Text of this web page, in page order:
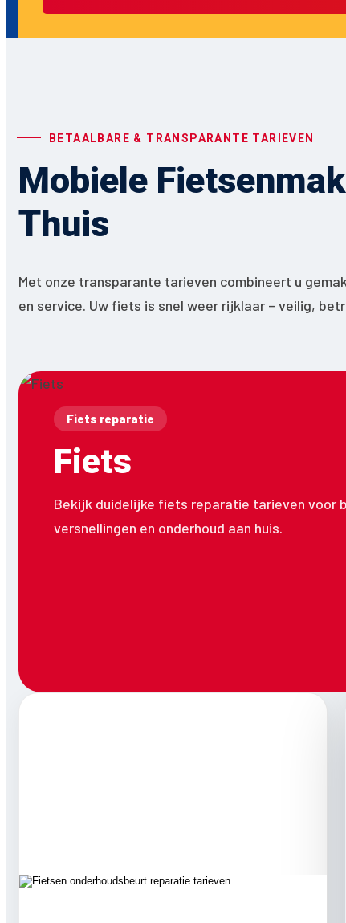
BETAALBARE & TRANSPARANTE TARIEVEN
Mobiele
Thuis
Met onze transparante tarieven combineert u
en service. Uw fiets is snel weer rijklaar – veilig,
Fiets reparatie
Fiets
Bekijk duidelijke fiets reparatie tarieven voor
versnellingen en onderhoud aan huis.